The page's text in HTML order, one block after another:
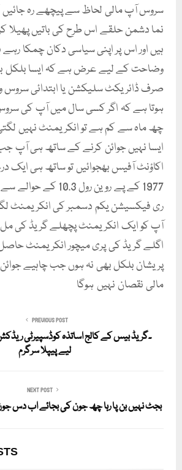
سروس آپ مالی لحاظ سے پیچھے رہ
نما دشمن حلقے اس طرح کی باتیں پھیلا
ہیں اور اس پر اپنی سیاسی دکان چمکا
وضاحت کے لیے عرض ہے کہ ایسا بلکل
صرف ڈائریکٹ سلیکشن یا ابتدائی
ہوتا ہے کہ اگر کسی سال میں آپ کی
چھ ماہ سے کم ہے تو انکریمنٹ نہیں
ایسا نہیں جوائن کرنے کے ساتھ ہی آپ
اکاؤنٹ آفیس بھجوائیں تو ساتھ ہی ایک
1977 کے پے روین رول
ری فیکسیشن یکم دسمبر کی انکریمنٹ
آپ کو ایک انکریمنٹ پچھلے گریڈ کی
اگلے گریڈ کی پری میچور انکریمنٹ
پریشان بلکل بھی نہ ہوں جب چاہیے
مالی نقصان نہیں ہوگا
PREVIOUS POST
۔گریڈ بیس کے کالج اساتذہ کوڈسپیرٹی
لیے پیپلا سرگرم
NEXT POST
بجٹ نہیں بن پا رہا چھ جون کی بجائے اب دس